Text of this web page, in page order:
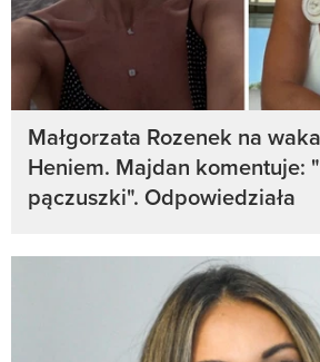
Małgorzata Rozenek na
Heniem. Majdan komentuje:
pączuszki". Odpowiedziała